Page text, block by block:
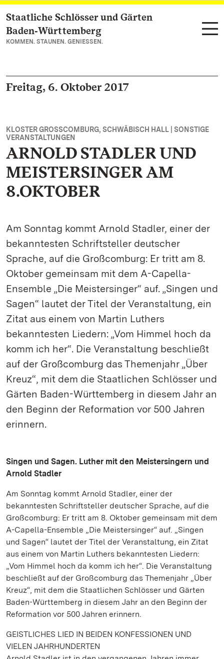
Zum Hauptinhalt springen
Staatliche Schlösser und Gärten
Baden‑Württemberg
KOMMEN. STAUNEN. GENIESSEN.
Freitag, 6. Oktober 2017
KLOSTER GROSSCOMBURG, SCHWÄBISCH HALL | SONSTIGE V
ERANSTALTUNGEN
ARNOLD STADLER UND
MEISTERSINGER AM
8.OKTOBER
Am Sonntag kommt Arnold Stadler, einer der
bekanntesten Schriftsteller deutscher
Sprache, auf die Großcomburg: Er tritt am 8.
Oktober gemeinsam mit dem A-Capella-
Ensemble „Die Meistersinger“ auf. „Singen und
Sagen“ lautet der Titel der Veranstaltung, ein
Zitat aus einem von Martin Luthers
bekanntesten Liedern: „Vom Himmel hoch da
komm ich her“. Die Veranstaltung beschließt
auf der Großcomburg das Themenjahr „Über
Kreuz“, mit dem die Staatlichen Schlösser und
Gärten Baden-Württemberg in diesem Jahr an
den Beginn der Reformation vor 500 Jahren
erinnern.
Singen und Sagen. Luther mit den Meistersingern und
Arnold Stadler
Am Sonntag kommt Arnold Stadler, einer der
bekanntesten Schriftsteller deutscher Sprache, auf die
Großcomburg: Er tritt am 8. Oktober gemeinsam mit dem
A-Capella-Ensemble „Die Meistersinger“ auf. „Singen
und Sagen“ lautet der Titel der Veranstaltung, ein Zitat
aus einem von Martin Luthers bekanntesten Liedern:
„Vom Himmel hoch da komm ich her“. Die Veranstaltung
beschließt auf der Großcomburg das Themenjahr „Über
Kreuz“, mit dem die Staatlichen Schlösser und Gärten
Baden-Württemberg in diesem Jahr an den Beginn der
Reformation vor 500 Jahren erinnern.
GEISTLICHES LIED IN BEIDEN KONFESSIONEN UND
VIELEN JAHRHUNDERTEN